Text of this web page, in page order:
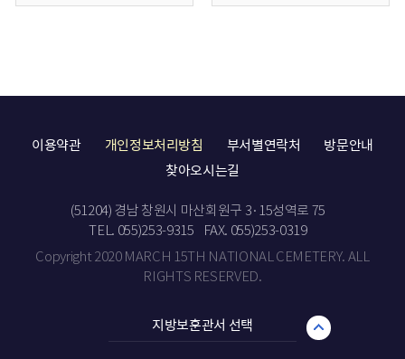
이용약관 개인정보처리방침 부서별연락처
방문안내
찾아오시는길
(51204) 경남 창원시 마산회원구 3·15성역로 75
TEL. 055)253-9315
FAX. 055)253-0319
Copyright 2020 MARCH 15TH NATIONAL CEMETERY. ALL
RIGHTS RESERVED.
지방보훈관서 선택